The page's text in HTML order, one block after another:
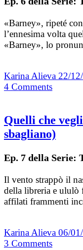
«Barney», ripeté
l’ennesima volta
«Barney», lo
Karina Alieva 22/
4 Comments
Quelli che
sbagliano)
Ep. 7 della Serie:
Il vento strappò il
della libreria e ululò
affilati frammenti
Karina Alieva 06/
3 Comments